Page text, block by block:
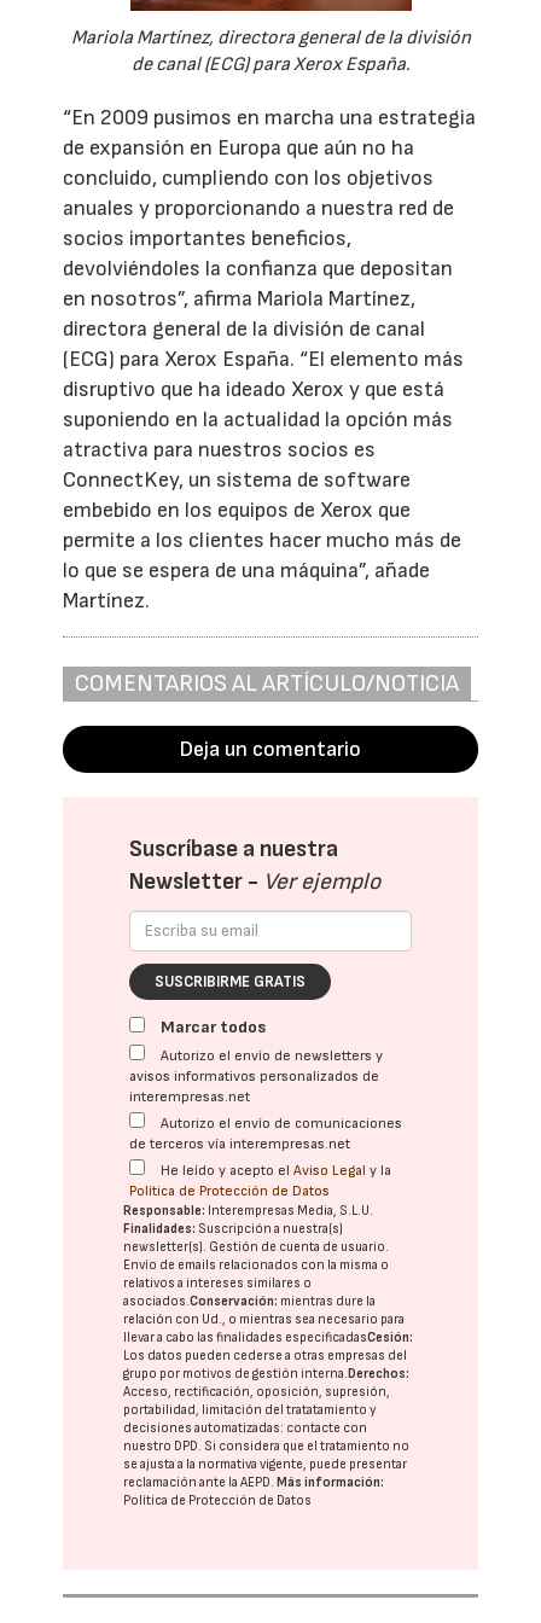
Mariola Martínez, directora general de la división
de canal (ECG) para Xerox España.
“En 2009 pusimos en marcha una estrategia
de expansión en Europa que aún no ha
concluido, cumpliendo con los objetivos
anuales y proporcionando a nuestra red de
socios importantes beneficios,
devolviéndoles la confianza que depositan
en nosotros”, afirma Mariola Martínez,
directora general de la división de canal
(ECG) para Xerox España. “El elemento más
disruptivo que ha ideado Xerox y que está
suponiendo en la actualidad la opción más
atractiva para nuestros socios es
ConnectKey, un sistema de software
embebido en los equipos de Xerox que
permite a los clientes hacer mucho más de
lo que se espera de una máquina”, añade
Martínez.
COMENTARIOS AL ARTÍCULO/NOTICIA
Deja un comentario
Suscríbase a nuestra
Newsletter - Ver ejemplo
SUSCRIBIRME GRATIS
Marcar todos
Autorizo el envío de newsletters y
avisos informativos personalizados de
interempresas.net
Autorizo el envío de comunicaciones
de terceros vía interempresas.net
He leído y acepto elAviso Legal y la
Política de Protección de Datos
Responsable: Interempresas Media, S.L.U.
Finalidades: Suscripción a nuestra(s)
newsletter(s). Gestión de cuenta de usuario.
Envío de emails relacionados con la misma o
relativos a intereses similares o
asociados.Conservación: mientras dure la
relación con Ud., o mientras sea necesario para
llevar a cabo las finalidades especificadasCesión:
Los datos pueden cederse a otras empresas del
grupo por motivos de gestión interna.Derechos:
Acceso, rectificación, oposición, supresión,
portabilidad, limitación del tratatamiento y
decisiones automatizadas: contacte con
nuestro DPD. Si considera que el tratamiento no
se ajusta a la normativa vigente, puede presentar
reclamación ante laAEPD.Más información:
Política de Protección de Datos